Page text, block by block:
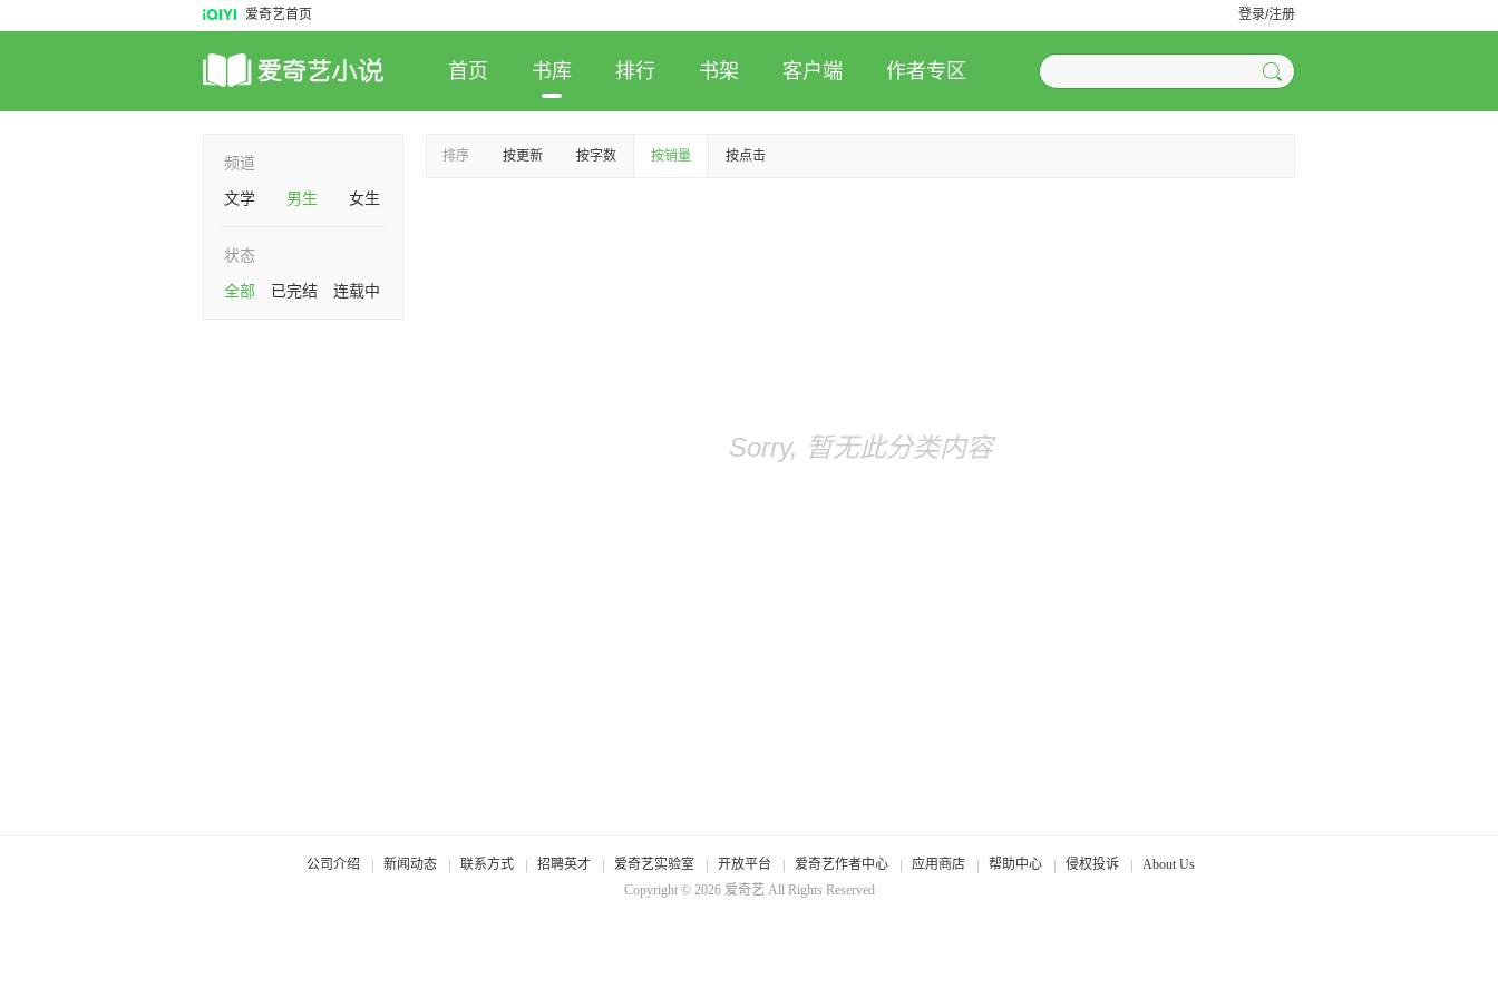
爱奇艺首页 登录/注册
首页 书库 排行 书架 客户端 作者专区
频道
文学
男生 女生
状态
全部
已完结 连载中
排序 按更新 按字数 按销量 按点击
Sorry, 暂无此分类内容
公司介绍 新闻动态 联系方式 招聘英才 爱奇艺实验室 开放平台 爱奇艺作者中心 应用商店 帮助中心 侵权投诉
About Us
Copyright © 2026 爱奇艺 All Rights Reserved